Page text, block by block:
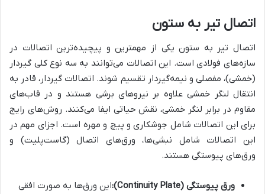
اتصال تیر به ستون
اتصال تیر به ستون یکی از مهمترین و پیچیده‌ترین اتصالات در
سازه‌های فولادی است. این اتصالات می‌توانند به سه نوع کلی گیردار
(خمشی)، مفصلی و نیمه‌گیردار تقسیم شوند. اتصالات گیردار، قادر به
انتقال لنگر خمشی علاوه بر نیروهای برشی هستند و در قاب‌های
مقاوم در برابر لنگر خمشی، نقش حیاتی ایفا می‌کنند. روش‌های رایج
برای این اتصالات شامل جوشکاری و پیچ و مهره است. اجزای مهم در
این اتصالات شامل نبشی‌ها، ورق‌های اتصال (گاست‌پلیت) و
ورق‌های پیوستگی هستند.
ورق پیوستگی (Continuity Plate):
این ورق‌ها به صورت افقی